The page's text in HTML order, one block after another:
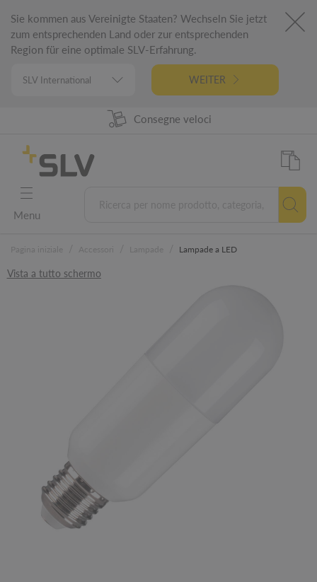
Sie kommen aus Vereinigte Staaten? Wechseln Sie jetzt
zum entsprechenden Land oder zur entsprechenden
Region für eine optimale SLV-Erfahrung.
WEITER
98% Disponibilità prodotti
Consegne veloci
5 letna garancija
Progettato in Germania
Menu
Lampade a LED
Vista a tutto schermo